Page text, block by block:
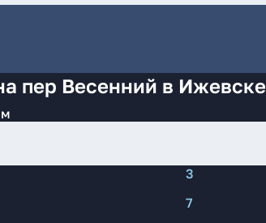
пер Весенний в Ижевске
3
7